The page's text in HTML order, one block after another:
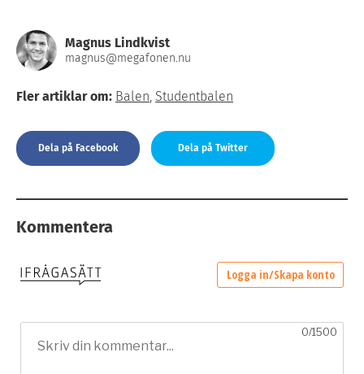
Magnus Lindkvist
magnus@megafonen.nu
Fler artiklar om: Balen, Studentbalen
Dela på Facebook Dela på Twitter
Kommentera